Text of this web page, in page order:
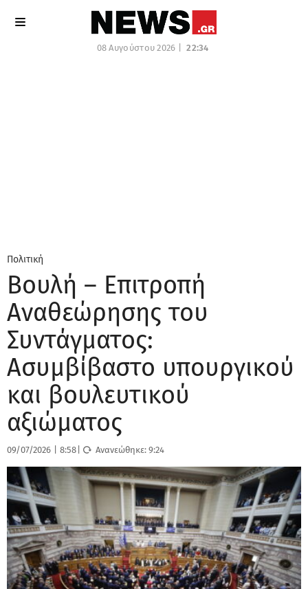
08 Αυγούστου 2026 | 22:34
Πολιτική
Βουλή – Επιτροπή
Αναθεώρησης του
Συντάγματος:
Ασυμβίβαστο υπουργικού
και βουλευτικού
αξιώματος
09/07/2026 8:58 Ανανεώθηκε:9:24